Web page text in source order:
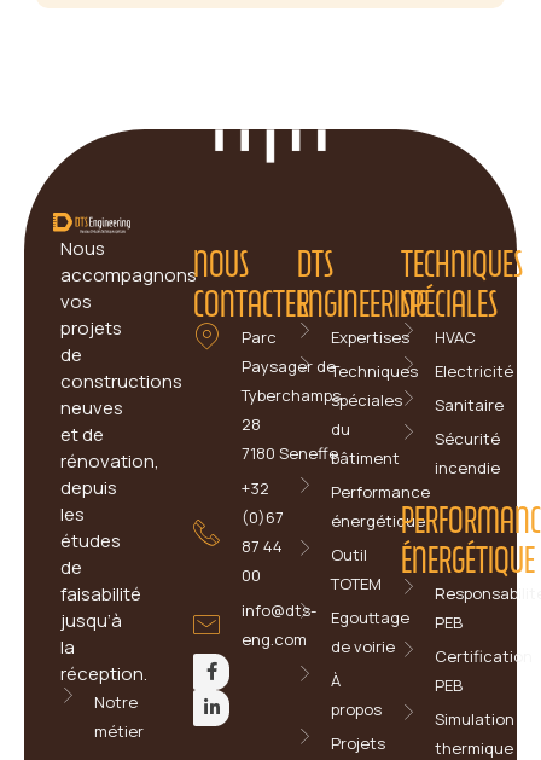
Nous
accompagnons
vos
projets
de
constructions
neuves
et de
rénovation,
depuis
les
études
de
faisabilité
jusqu’à
la
réception.
Notre
métier
NOUS
CONTACTER
Parc
Paysager de
Tyberchamps
28
7180 Seneffe
+32
(0)67
87 44
00
info@dts-
eng.com
DTS
ENGINEERING
Expertises
Techniques
spéciales
du
bâtiment
Performance
énergétique
Outil
TOTEM
Egouttage
de voirie
À
propos
Projets
TECHNIQUES
SPÉCIALES
HVAC
Electricité
Sanitaire
Sécurité
incendie
ÉNERGÉTIQUE
PEB
Certification
PEB
Simulation
thermique